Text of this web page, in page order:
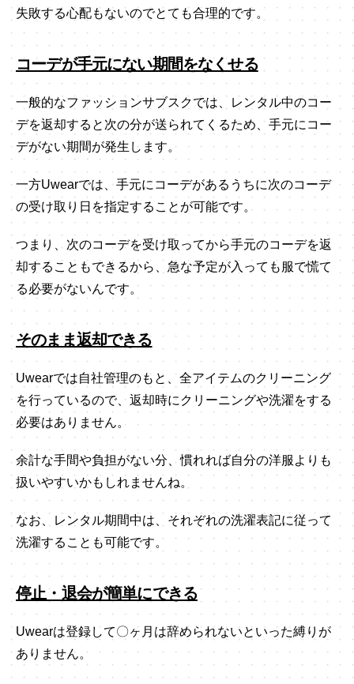
失敗する心配もないのでとても合理的です。
コーデが手元にない期間をなくせる
一般的なファッションサブスクでは、レンタル中のコー
デを返却すると次の分が送られてくるため、手元にコー
デがない期間が発生します。
一方Uwearでは、手元にコーデがあるうちに次のコーデ
の受け取り日を指定することが可能です。
つまり、次のコーデを受け取ってから手元のコーデを返
却することもできるから、急な予定が入っても服で慌て
る必要がないんです。
そのまま返却できる
Uwearでは自社管理のもと、全アイテムのクリーニング
を行っているので、返却時にクリーニングや洗濯をする
必要はありません。
余計な手間や負担がない分、慣れれば自分の洋服よりも
扱いやすいかもしれませんね。
なお、レンタル期間中は、それぞれの洗濯表記に従って
洗濯することも可能です。
停止・退会が簡単にできる
Uwearは登録して〇ヶ月は辞められないといった縛りが
ありません。